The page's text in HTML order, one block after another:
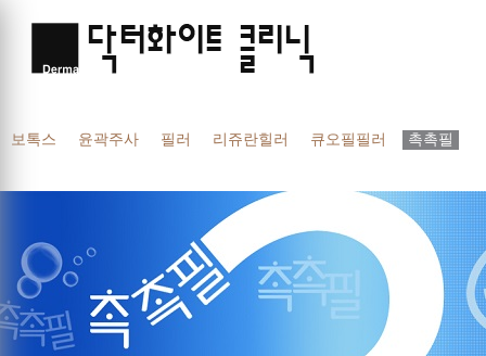
보톡스 윤곽주사 필러 리쥬란힐러 큐오필필러 촉촉필